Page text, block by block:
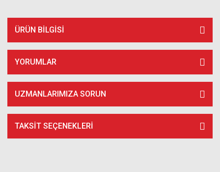
ÜRÜN BILGISI
YORUMLAR
UZMANLARIMIZA SORUN
TAKSIT SEÇENEKLERI